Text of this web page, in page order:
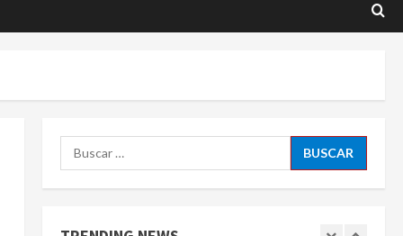
Buscar:
horario y canal para ver el